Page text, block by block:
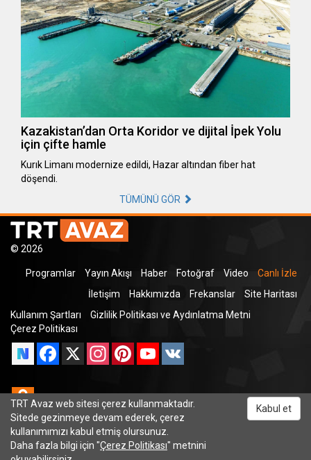
Kazakistan’dan Orta Koridor ve dijital İpek Yolu
için çifte hamle
Kurık Limanı modernize edildi, Hazar altından fiber hat
döşendi.
TÜMÜNÜ GÖR
© 2026
Programlar Yayın Akışı Haber Fotoğraf Video
Canlı İzle
İletişim
Hakkımızda Frekanslar
Site Haritası
Kullanım Şartları
Gizlilik Politikası ve Aydınlatma Metni
Çerez Politikası
Facebook
X InstagramPinterestYouTube
Odnoklassniki
TRT Avaz web sitesi çerez kullanmaktadır.
Sitede gezinmeye devam ederek, çerez
kullanımımızı kabul etmiş olursunuz.
Daha fazla bilgi için "Çerez Politikası" metnini
Kabul et